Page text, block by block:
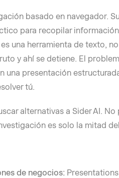
basado en navegador.
para recopilar
una herramienta de texto,
y ahí se detiene. El
una presentación
tú.
alternativas a Sider AI. No
es solo la mitad
de negocios: